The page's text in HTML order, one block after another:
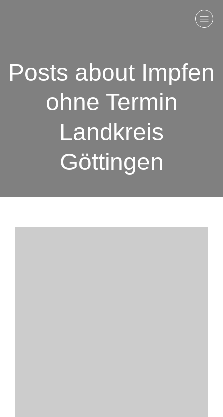
Posts about Impfen
ohne Termin
Landkreis
Göttingen